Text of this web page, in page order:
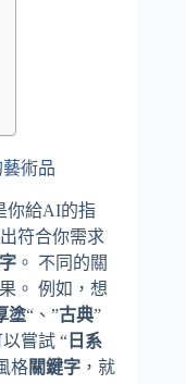
術品
你給AI的指
符合你需求
。 不同的關
。 例如，想
塗“、”古典”
嘗試 “ 日系
格關鍵字 ，就